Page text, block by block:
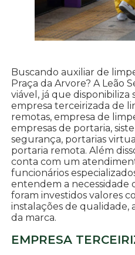
Buscando auxiliar de
Praça da Arvore? A Leão
viável, já que disponibiliza
empresa terceirizada de
remotas, empresa de
empresas de portaria,
segurança, portarias
portaria remota. Além
conta com um
funcionários
entendem a necessidade
foram investidos valores
instalações de qualidade,
da marca.
EMPRESA